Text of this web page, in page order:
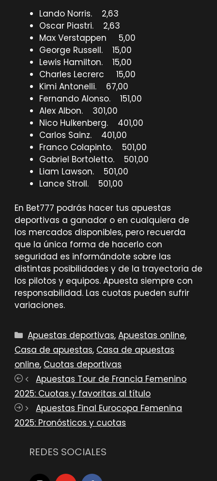
Lando Norris. 2,63
Oscar Piastri. 2,63
Max Verstappen 5,00
George Russell. 15,00
Lewis Hamilton. 15,00
Charles Lecrerc 15,00
Kimi Antonelli. 67,00
Fernando Alonso. 151,00
Alex Albon. 301,00
Nico Hulkenberg. 401,00
Carlos Sainz. 401,00
Franco Colapinto. 501,00
Gabriel Bortoletto. 501,00
Liam Lawson. 501,00
Lance Stroll. 501,00
En Bet777 podrás hacer tus apuestas
deportivas a ganador o en cualquiera de
los mercados disponibles, pero recuerda
que la única forma de hacerlo con
seguridad es informándote sobre las
distintas posibilidades y de la trayectoria de
los pilotos y equipos. Apuesta siempre con
responsabilidad. Las cuotas pueden sufrir
variaciones.
Categorías
Apuestas deportivas,Apuestas online,
Casa de apuestas, Casa de apuestas
online, Cuotas deportivas
Apuestas Tour de Francia Femenino
2025: Cuotas y favoritas al título
Apuestas Final Eurocopa Femenina
2025: Pronósticos y cuotas
REDES SOCIALES